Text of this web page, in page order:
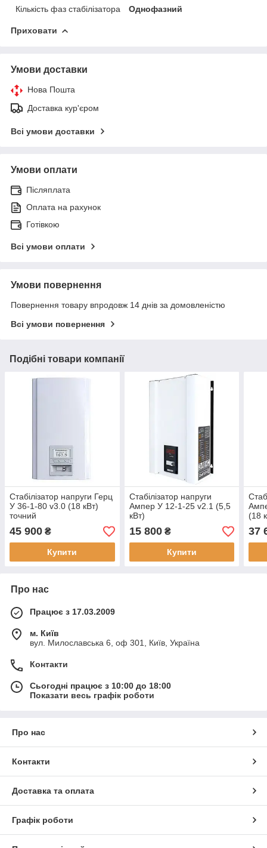
Кількість фаз стабілізатора
Однофазний
Приховати
Умови доставки
Нова Пошта
Доставка кур'єром
Всі умови доставки
Умови оплати
Післяплата
Оплата на рахунок
Готівкою
Всі умови оплати
Умови повернення
Повернення товару впродовж 14 днів за домовленістю
Всі умови повернення
Подібні товари компанії
Стабілізатор напруги Герц
У 36-1-80 v3.0 (18 кВт)
точний
45 900 ₴
Купити
Стабілізатор напруги
Ампер У 12-1-25 v2.1 (5,5
кВт)
15 800₴
Купити
(18
37
Про нас
Працює з 17.03.2009
м. Київ
вул. Милославська 6, оф 301, Київ, Україна
Контакти
Сьогодні працює з 10:00 до 18:00
Показати весь графік роботи
Про нас
Контакти
Доставка та оплата
Графік роботи